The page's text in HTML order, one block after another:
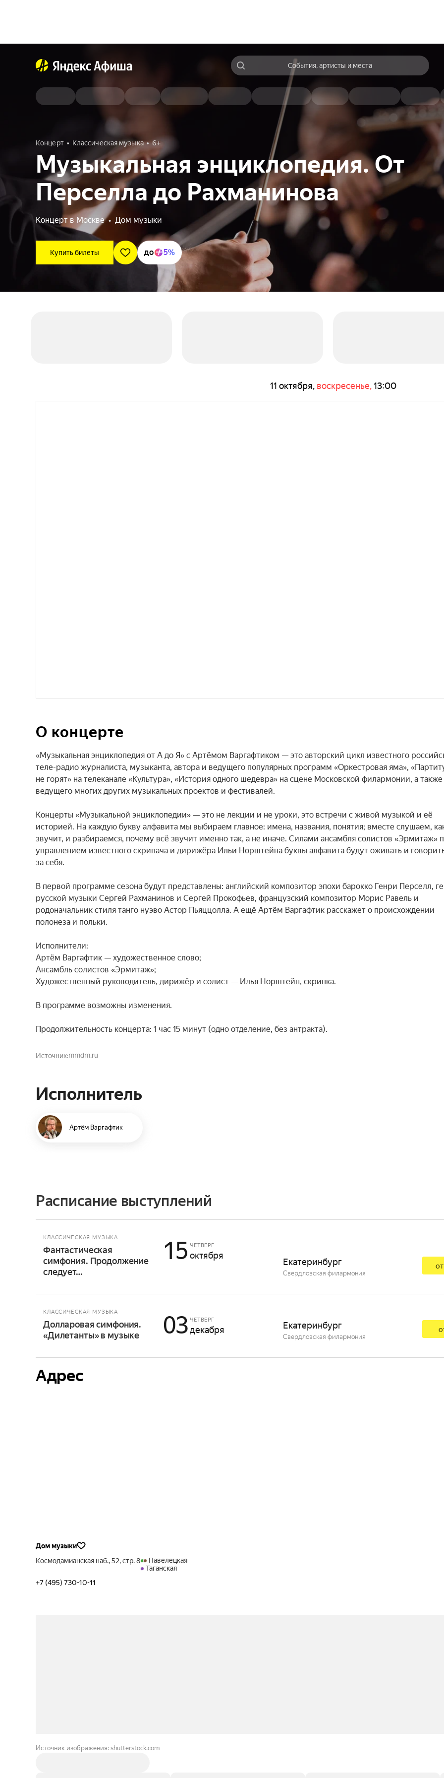
События, артисты и места
Концерт Классическая музыка 6+
Музыкальная энциклопедия. От
Перселла до Рахманинова
Концерт в Москве• Дом музыки
Купить билеты до 5%
11 октября, воскресенье, 13:00
О концерте
«Музыкальная энциклопедия от А до Я» с Артёмом Варгафтиком — это авторский цикл известного
теле-радио журналиста, музыканта, автора и ведущего популярных программ «Оркестровая яма»,
не горят» на телеканале «Культура», «История одного шедевра» на сцене Московской филармонии, а также
ведущего многих других музыкальных проектов и фестивалей.
Концерты «Музыкальной энциклопедии» — это не лекции и не уроки, это встречи с живой музыкой и её
историей. На каждую букву алфавита мы выбираем главное: имена, названия, понятия; вместе слушаем,
звучит, и разбираемся, почему всё звучит именно так, а не иначе. Силами ансамбля солистов «Эрмитаж»
управлением известного скрипача и дирижёра Ильи Норштейна буквы алфавита будут оживать и
за себя.
В первой программе сезона будут представлены: английский композитор эпохи барокко Генри Перселл,
русской музыки Сергей Рахманинов и Сергей Прокофьев, французский композитор Морис Равель и
родоначальник стиля танго нуэво Астор Пьяццолла. А ещё Артём Варгафтик расскажет о происхождении
полонеза и польки.
Исполнители:
Артём Варгафтик — художественное слово;
Ансамбль солистов «Эрмитаж»;
Художественный руководитель, дирижёр и солист — Илья Норштейн, скрипка.
В программе возможны изменения.
Продолжительность концерта: 1 час 15 минут (одно отделение, без антракта).
Источникmmdm.ru
Исполнитель
Артём Варгафтик
Расписание выступлений
КЛАССИЧЕСКАЯ МУЗЫКА
Фантастическая
симфония. Продолжение
следует…
15 ЧЕТВЕРГ
октября
Екатеринбург
Свердловская филармония
КЛАССИЧЕСКАЯ МУЗЫКА
Долларовая симфония.
«Дилетанты» в музыке
03 ЧЕТВЕРГ
декабря Екатеринбург
Свердловская филармония
Адрес
Дом музыки
Космодамианская наб., 52, стр. 8
Павелецкая
Таганская
+7 (495) 730-10-11
Источник изображения: shutterstock.com